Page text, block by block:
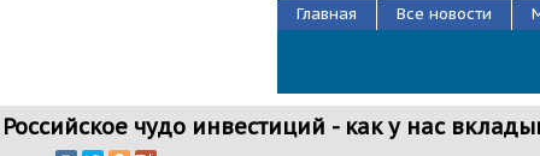
Gismeteo
Главная Все новости
Российское чудо инвестиций - как у нас